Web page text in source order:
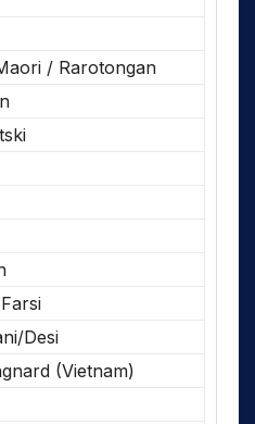
/ Rarotongan
Desi
(Vietnam)